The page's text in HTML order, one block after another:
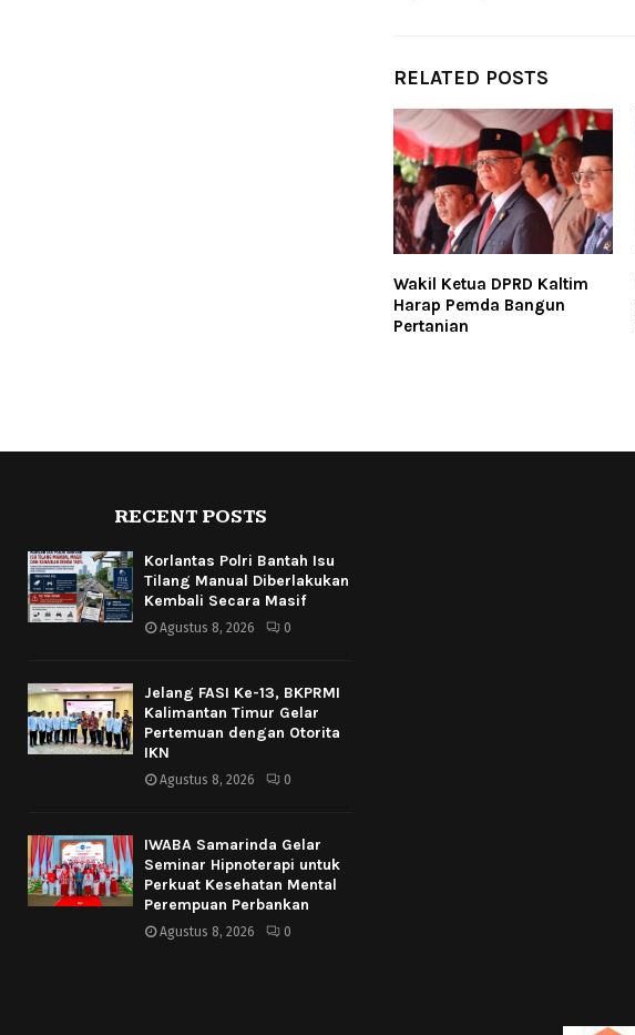
RELATED POSTS
Wakil Ketua DPRD Kaltim
Harap Pemda Bangun
Pertanian
RECENT POSTS
Korlantas Polri Bantah Isu
Tilang Manual Diberlakukan
Kembali Secara Masif
Agustus 8, 2026 0
Jelang FASI Ke-13, BKPRMI
Kalimantan Timur Gelar
Pertemuan dengan Otorita
IKN
Agustus 8, 2026 0
IWABA Samarinda Gelar
Seminar Hipnoterapi untuk
Perkuat Kesehatan Mental
Perempuan Perbankan
Agustus 8, 2026 0